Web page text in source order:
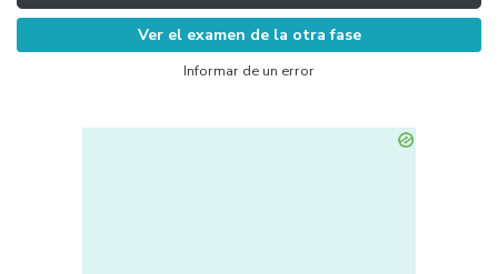
Ver el examen de la otra fase
Informar de un error